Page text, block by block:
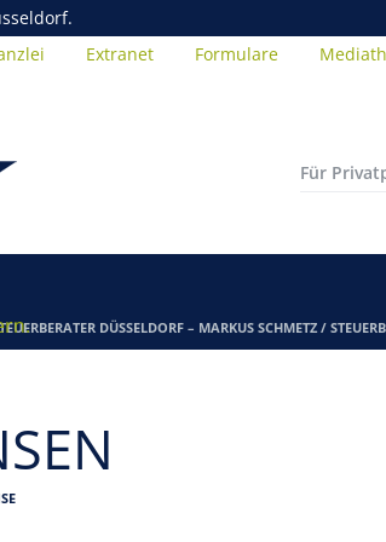
Extranet Formulare
Für
DÜSSELDORF – MARKUS SCHMETZ/